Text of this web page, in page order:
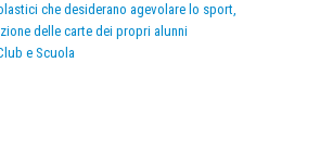
che desiderano agevolare lo sport,
delle carte dei propri alunni
e Scuola